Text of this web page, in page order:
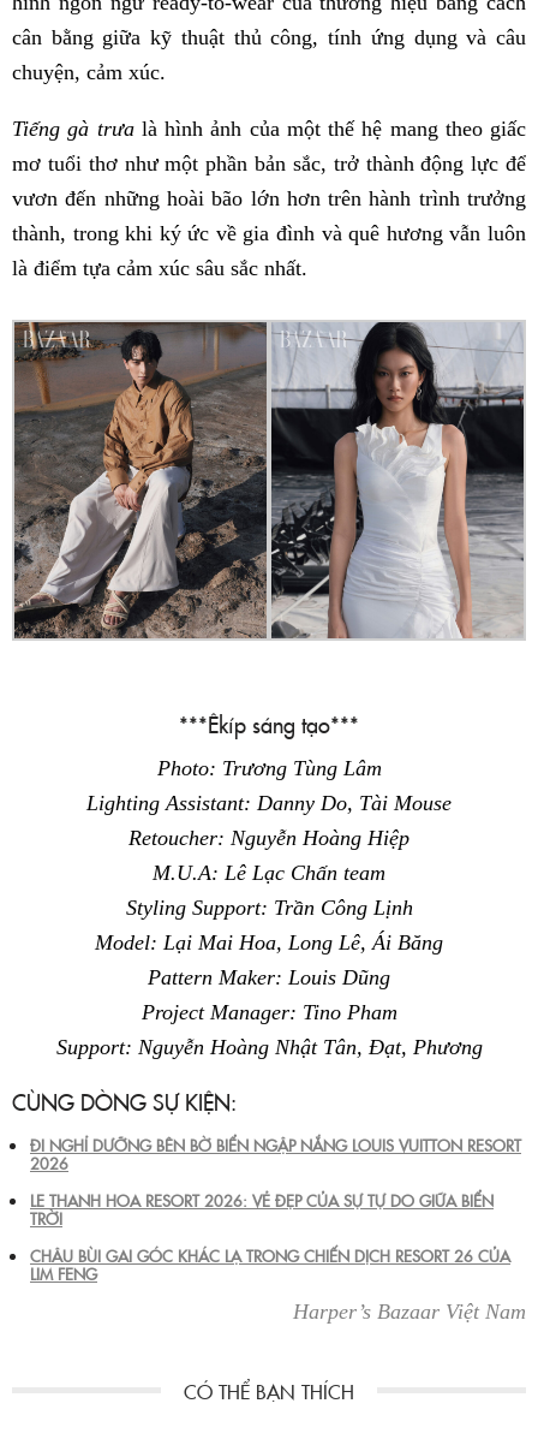
cân bằng giữa kỹ thuật thủ công, tính ứng dụng và câu
chuyện, cảm xúc.
Tiếng gà trưalà hình ảnh của một thế hệ mang theo giấc
mơ tuổi thơ như một phần bản sắc, trở thành động lực để
vươn đến những hoài bão lớn hơn trên hành trình trưởng
thành, trong khi ký ức về gia đình và quê hương vẫn luôn
là điểm tựa cảm xúc sâu sắc nhất.
***Êkíp sáng tạo***
Photo: Trương Tùng Lâm
Lighting Assistant: Danny Do, Tài Mouse
Retoucher: Nguyễn Hoàng Hiệp
M.U.A: Lê Lạc Chấn team
Styling Support: Trần Công Lịnh
Model: Lại Mai Hoa, Long Lê, Ái Băng
Pattern Maker: Louis Dũng
Project Manager: Tino Pham
Support: Nguyễn Hoàng Nhật Tân, Đạt, Phương
CÙNG DÒNG SỰ KIỆN:
ĐI NGHỈ DƯỠNG BÊN BỜ BIỂN NGẬP NẮNG LOUIS VUITTON RESORT
2026
LE THANH HOA RESORT 2026: VẺ ĐẸP CỦA SỰ TỰ DO GIỮA BIỂN
TRỜI
CHÂU BÙI GAI GÓC KHÁC LẠ TRONG CHIẾN DỊCH RESORT 26 CỦA
LIM FENG
Harper’s Bazaar Việt Nam